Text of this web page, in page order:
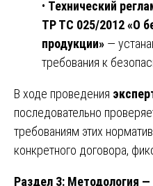
• Технический
ТР ТС 025/2012 «О
продукции» —
требования к
В ходе проведения
последовательно
требованиям этих
конкретного договора,
Раздел 3: Методология